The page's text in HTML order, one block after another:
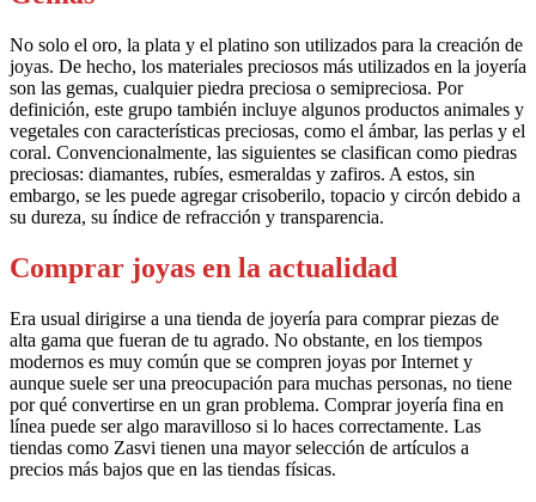
No solo el oro, la plata y el platino son utilizados para la creación de
joyas. De hecho, los materiales preciosos más utilizados en la joyería
son las gemas, cualquier piedra preciosa o semipreciosa. Por
definición, este grupo también incluye algunos productos animales y
vegetales con características preciosas, como el ámbar, las perlas y el
coral. Convencionalmente, las siguientes se clasifican como piedras
preciosas: diamantes, rubíes, esmeraldas y zafiros. A estos, sin
embargo, se les puede agregar crisoberilo, topacio y circón debido a
su dureza, su índice de refracción y transparencia.
Comprar joyas en la actualidad
Era usual dirigirse a una tienda de joyería para comprar piezas de
alta gama que fueran de tu agrado. No obstante, en los tiempos
modernos es muy común que se compren joyas por Internet y
aunque suele ser una preocupación para muchas personas, no tiene
por qué convertirse en un gran problema. Comprar joyería fina en
línea puede ser algo maravilloso si lo haces correctamente. Las
tiendas como Zasvi tienen una mayor selección de artículos a
precios más bajos que en las tiendas físicas.